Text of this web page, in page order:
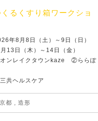
るくすり箱ワークショ
年8月8日（土）～9日（日）
13日（木）～14日（金）
ンレイクタウンkaze ②ららぽ
共ヘルスケア
都 造形